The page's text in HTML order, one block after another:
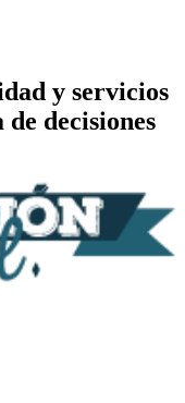
y servicios
decisiones